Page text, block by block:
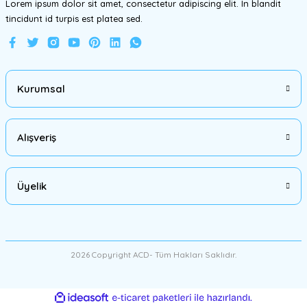
Lorem ipsum dolor sit amet, consectetur adipiscing elit. In blandit
tincidunt id turpis est platea sed.
Kurumsal
Alışveriş
Üyelik
2026 Copyright ACD- Tüm Hakları Saklıdır.
ideasoft
e-